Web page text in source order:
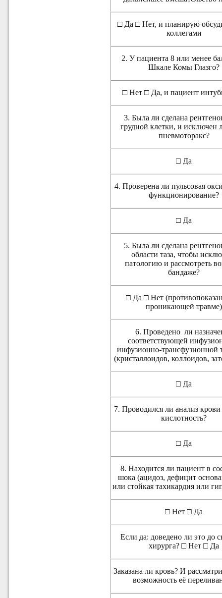
□ Да □ Нет, и планирую
коллегами
2. У пациента 8 или менее
Шкале Комы Глазго?
□ Нет □ Да, и пациент
3. Была ли сделана
грудной клетки, и исключен
пневмоторакс?
□ Да
4. Проверена ли пульсовая
функционирование?
□ Да
5. Была ли сделана
области таза, чтобы
патологию и рассмотреть
бандаже?
□ Да □ Нет
проникающей травме)
6. Проведено ли
соответствующей
инфузионно-трансфузионной
(кристаллоидов, коллоидов,
□ Да
7. Проводился ли анализ
кислотность?
□ Да
8. Находится ли пациент в
шока (ацидоз, дефицит
или стойкая тахикардия или
□ Нет □ Да
Если да: доведено ли это до
хирурга? □ Нет □ Да
Заказана ли кровь? И
возможность её